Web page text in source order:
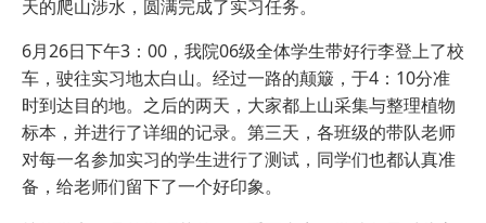
天的爬山涉水，圆满完成了实习任务。
6月26日下午3：00，我院06级全体学生带好行李登上了校
车，驶往实习地太白山。经过一路的颠簸，于4：10分准
时到达目的地。之后的两天，大家都上山采集与整理植物
标本，并进行了详细的记录。第三天，各班级的带队老师
对每一名参加实习的学生进行了测试，同学们也都认真准
备，给老师们留下了一个好印象。